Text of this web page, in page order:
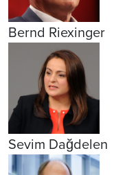
Bernd Riexinger
Sevim Dağdelen